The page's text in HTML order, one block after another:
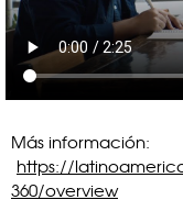
Más información:
https://
360/overview